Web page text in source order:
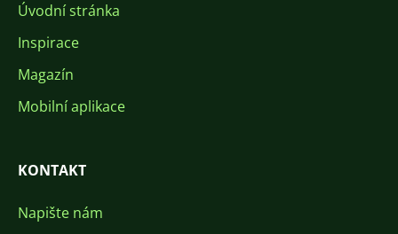
Úvodní stránka
Inspirace
Magazín
Mobilní aplikace
KONTAKT
Napište nám